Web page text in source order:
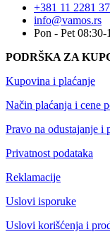
+381 11 2281
info@vamos.rs
Pon - Pet 08:30-
PODRŠKA ZA
Kupovina i plaćanje
Način plaćanja i cene
Pravo na odustajanje i
Privatnost podataka
Reklamacije
Uslovi isporuke
Uslovi korišćenja i